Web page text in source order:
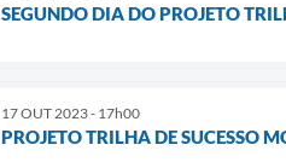
SEGUNDO DIA DO PROJETO
17 OUT 2023 - 17h00
PROJETO TRILHA DE SUCESSO